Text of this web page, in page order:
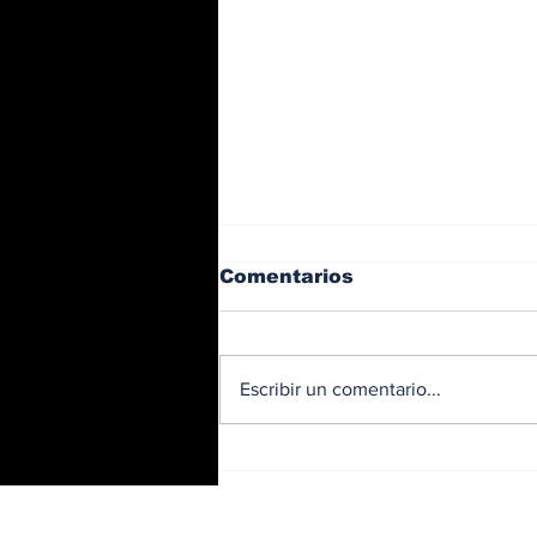
Comentarios
Escribir un comentario...